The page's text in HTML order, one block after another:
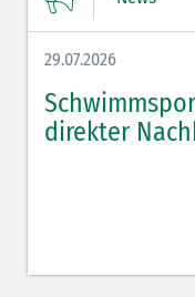
29.07.2026
direkter